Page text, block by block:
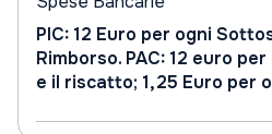
PIC: 12 Euro per ogni
Rimborso. PAC: 12 euro
e il riscatto; 1,25 Euro per